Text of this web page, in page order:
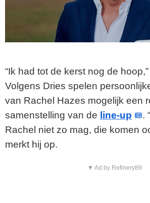
“Ik had tot de kerst nog de
Volgens Dries spelen
van Rachel Hazes mogelijk een
samenstelling van de line-up
.
Rachel niet zo mag, die komen
merkt hij op.
▼ Ad by Refinery89